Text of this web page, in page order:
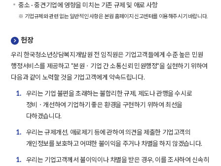
중소 · 중견기업에 영향을 미치는 기존 규제 및 애로 사항
※ 기업규제와 관련 없는 일반적인 사항은 본원 홈페이지 신고센터를 이용해주시기 바랍니다.
헌장
우리 한국청소년상담복지개발원 전 임직원은 기업고객들에게 수준 높은 민원
행정서비스를 제공하고 "본원ㆍ기업 간 소통신뢰 민원행정"을 실현하기 위하여
다음과 같이 노력할 것을 기업고객에게 약속드립니다.
1.
우리는 기업 불편을 초래하는 불합리한 규제, 제도나 관행을 수시로
정비ㆍ개선하여 기업하기 좋은 환경을 구현하기 위하여 최선을
다하겠습니다.
1.
우리는 규제개선, 애로제기 등에 관하여 의견을 제출한 기업고객의
개인정보를 보호하고 어떠한 불이익을 주거나 차별을 하지 않겠습니다.
1.
우리는 기업고객께서 불이익이나 차별을 받은 경우, 이를 조사하여 신속히